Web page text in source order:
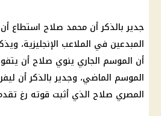
جدير بالذكر أن محمد صلاح استطاع
المبدعين في الملاعب الإنجليزية،
أن الموسم الجاري ينوي صلاح أن
الموسم الماضي، وجدير بالذكر أن
المصري صلاح الذي أثبت قوته رغ